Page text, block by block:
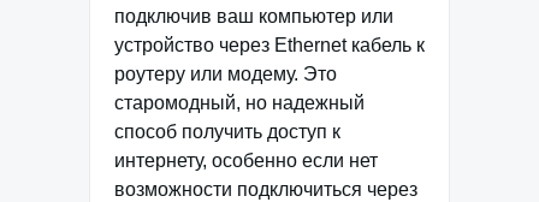
подключив ваш компьютер или
устройство через Ethernet кабель к
роутеру или модему. Это
старомодный, но надежный
способ получить доступ к
интернету, особенно если нет
возможности подключиться через